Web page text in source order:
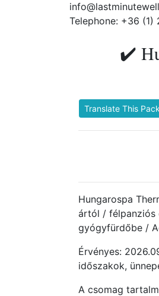
Telephone: +36 (1)
✔️
Translate This
Hungarospa
ártól / félpanziós
gyógyfürdőbe /
Érvényes:
időszakok,
A csomag